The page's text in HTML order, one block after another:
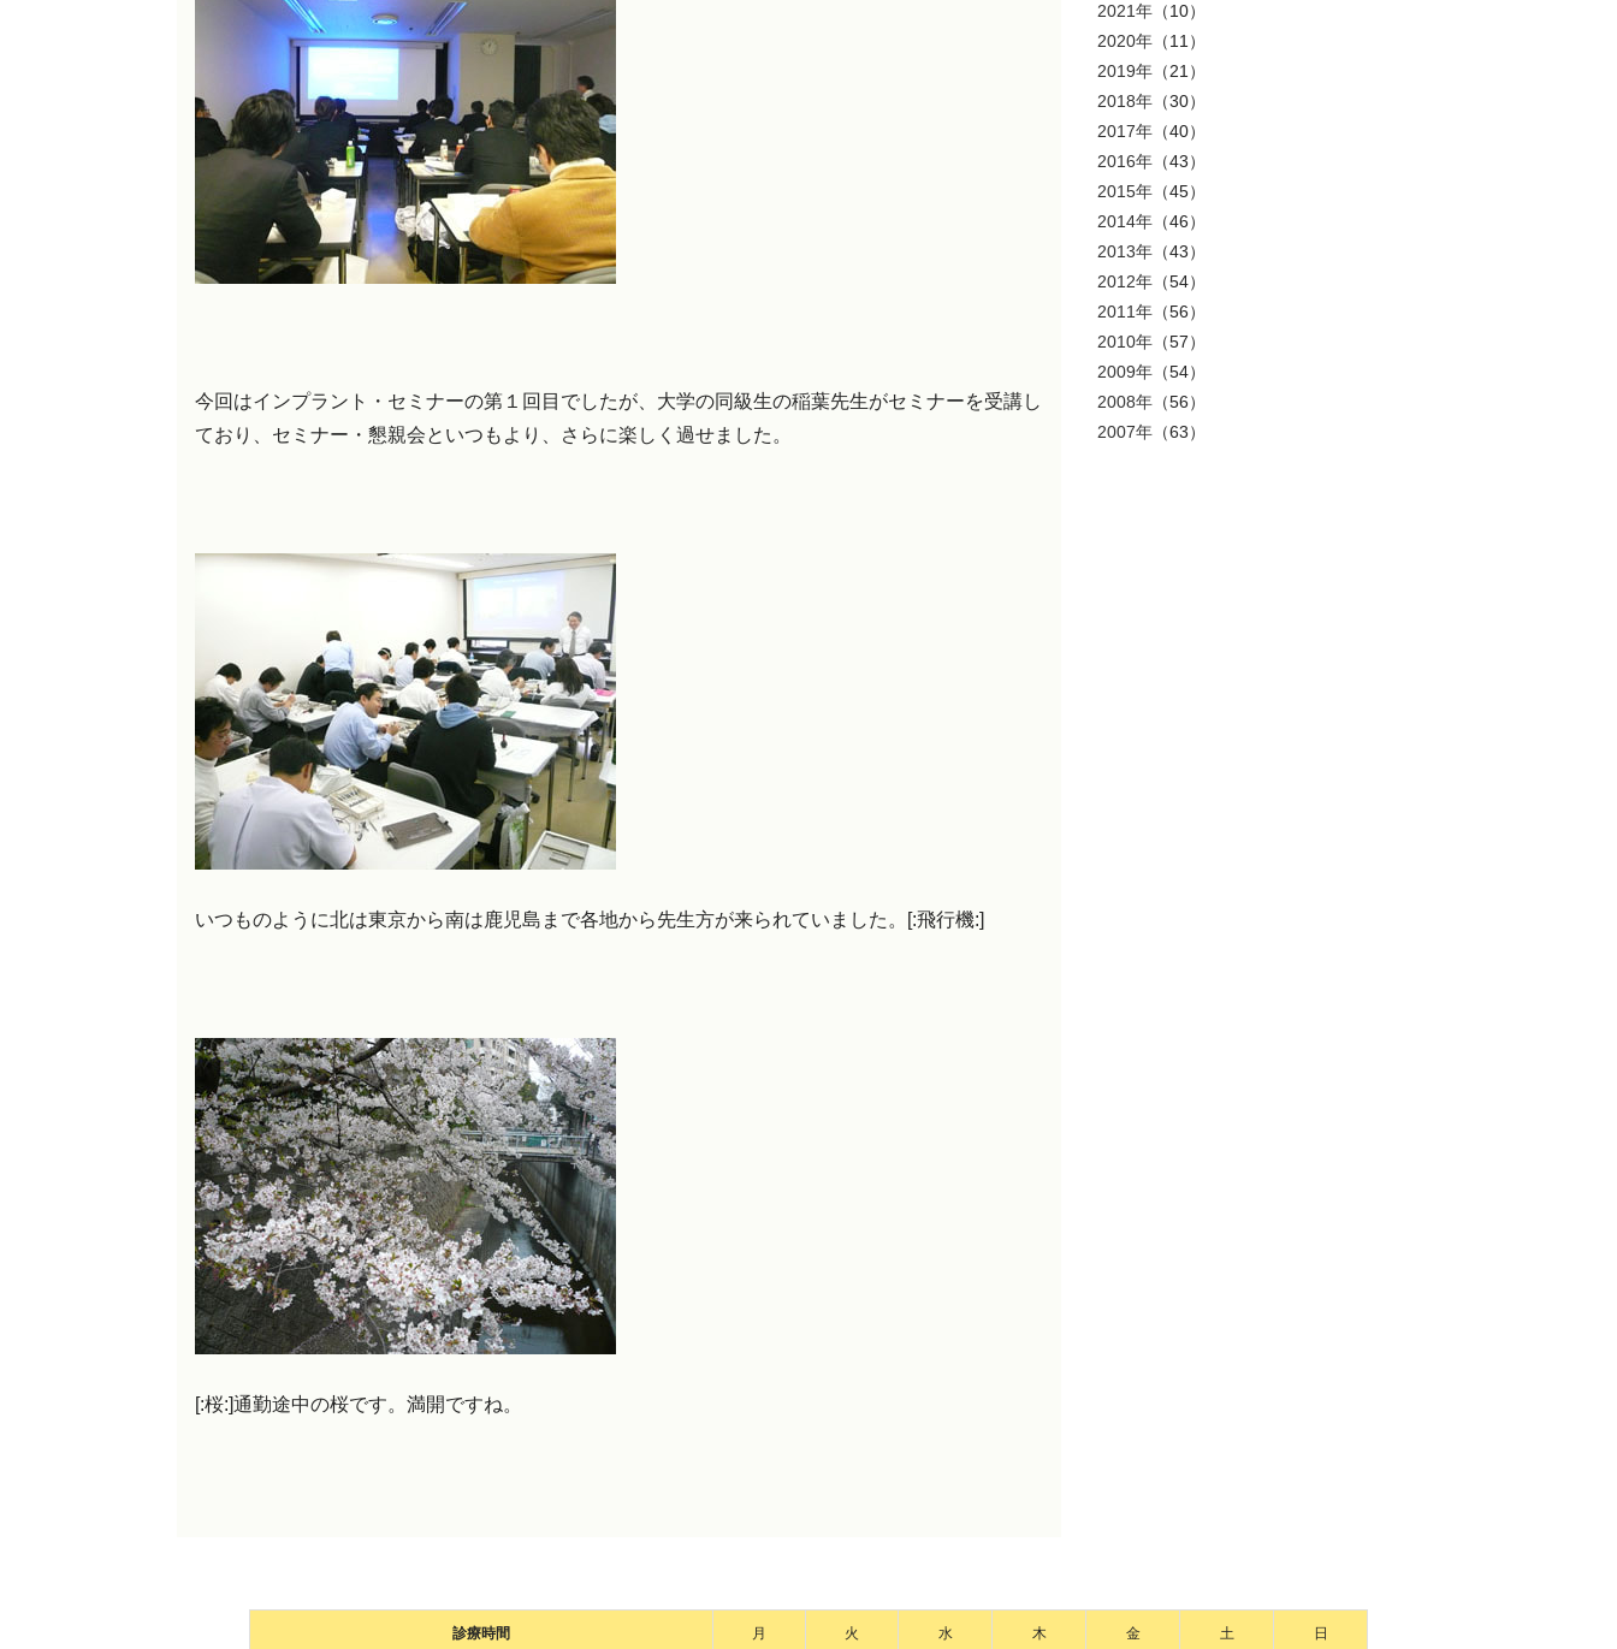
今回はインプラント・セミナーの第１回目でしたが、大学の同級生の稲葉先生がセミナーを受講し
ており、セミナー・懇親会といつもより、さらに楽しく過せました。
いつものように北は東京から南は鹿児島まで各地から先生方が来られていました。[:飛行機:]
[:桜:]通勤途中の桜です。満開ですね。
2021年 （10）
2020年 （11）
2019年 （21）
2018年 （30）
2017年 （40）
2016年 （43）
2015年 （45）
2014年 （46）
2013年 （43）
2012年 （54）
2011年 （56）
2010年 （57）
2009年 （54）
2008年 （56）
2007年 （63）
診療時間 月 火 水 木 金 土 日